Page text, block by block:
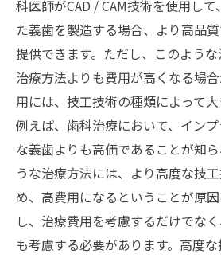
科医師がCAD / CAM技術を使用し
た義歯を製造する場合、より高品
提供できます。ただし、このよう
治療方法よりも費用が高くなる場
用には、技工技術の種類によって大
例えば、歯科治療において、イン
な義歯よりも高価であることが知
うな治療方法には、より高度な技
め、高費用になるということが原
し、治療費用を考慮するだけでな
も考慮する必要があります。高度